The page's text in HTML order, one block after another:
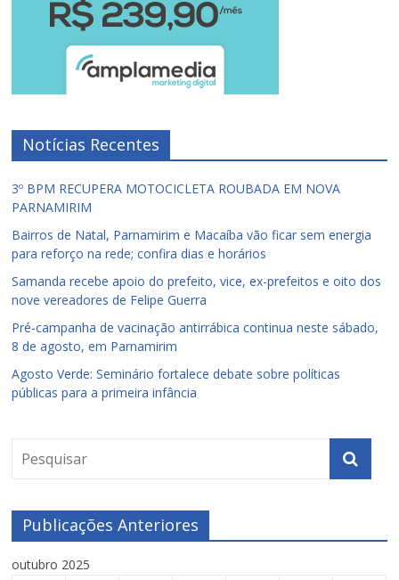
Notícias Recentes
3º BPM RECUPERA MOTOCICLETA ROUBADA EM NOVA
PARNAMIRIM
Bairros de Natal, Parnamirim e Macaíba vão ficar sem energia
para reforço na rede; confira dias e horários
Samanda recebe apoio do prefeito, vice, ex-prefeitos e oito dos
nove vereadores de Felipe Guerra
Pré-campanha de vacinação antirrábica continua neste sábado,
8 de agosto, em Parnamirim
Agosto Verde: Seminário fortalece debate sobre políticas
públicas para a primeira infância
Publicações Anteriores
outubro 2025